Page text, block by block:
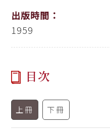
出版時間：
1959
目次
上冊 下冊